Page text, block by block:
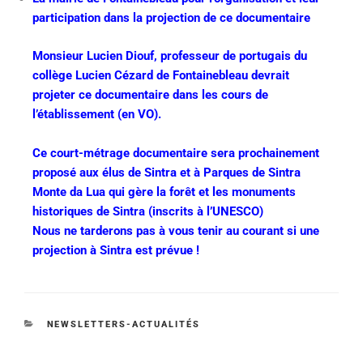
participation dans la projection de ce documentaire
Monsieur Lucien Diouf, professeur de portugais du
collège Lucien Cézard de Fontainebleau devrait
projeter ce documentaire dans les cours de
l’établissement (en VO).
Ce court-métrage documentaire sera prochainement
proposé aux élus de Sintra et à Parques de Sintra
Monte da Lua qui gère la forêt et les monuments
historiques de Sintra (inscrits à l’UNESCO)
Nous ne tarderons pas à vous tenir au courant si une
projection à Sintra est prévue !
NEWSLETTERS-ACTUALITÉS